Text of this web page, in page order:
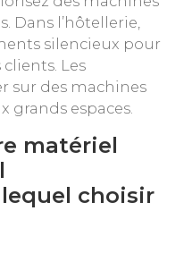
Dans l’hôtellerie,
silencieux pour
Les
sur des machines
grands espaces.
matériel
choisir